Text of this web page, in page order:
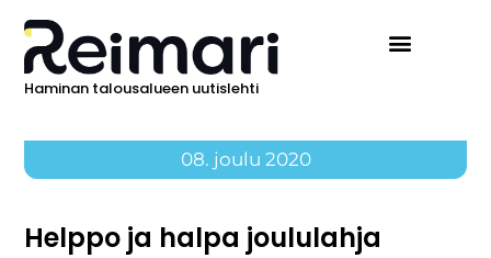
Haminan talousalueen uutislehti
08. joulu 2020
Helppo ja halpa joululahja